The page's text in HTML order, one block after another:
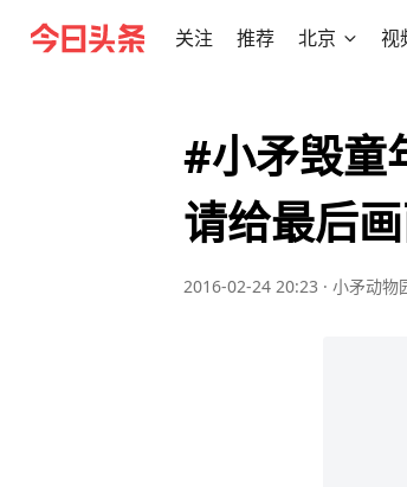
关注 推荐 北京 视
#小矛毁童
请给最后画
2016-02-24 20:23 · 小矛动物